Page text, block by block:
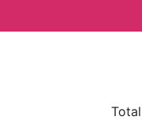
Total